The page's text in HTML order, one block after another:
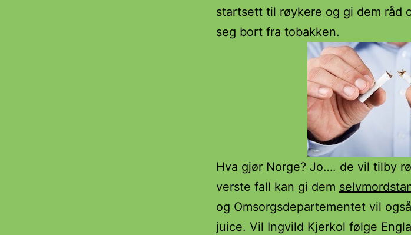
startsett til røykere og gi dem råd
seg bort fra tobakken.
Hva gjør Norge? Jo…. de vil tilby
verste fall kan gi dem
og Omsorgsdepartementet vil
juice. Vil Ingvild Kjerkol følge